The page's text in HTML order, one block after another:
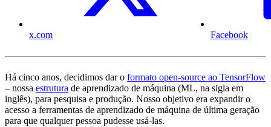
x.com Facebook
Há cinco anos, decidimos dar o formato open-source ao TensorFlow
– nossa estrutura de aprendizado de máquina (ML, na sigla em
inglês), para pesquisa e produção. Nosso objetivo era expandir o
acesso a ferramentas de aprendizado de máquina de última geração
para que qualquer pessoa pudesse usá-las.